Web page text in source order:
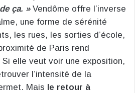
ça. »Vendôme offre l’inverse
une forme de sérénité
les rues, les sorties d’école,
de Paris rend
Si elle veut voir une exposition,
l’intensité de la
Mais le retour à